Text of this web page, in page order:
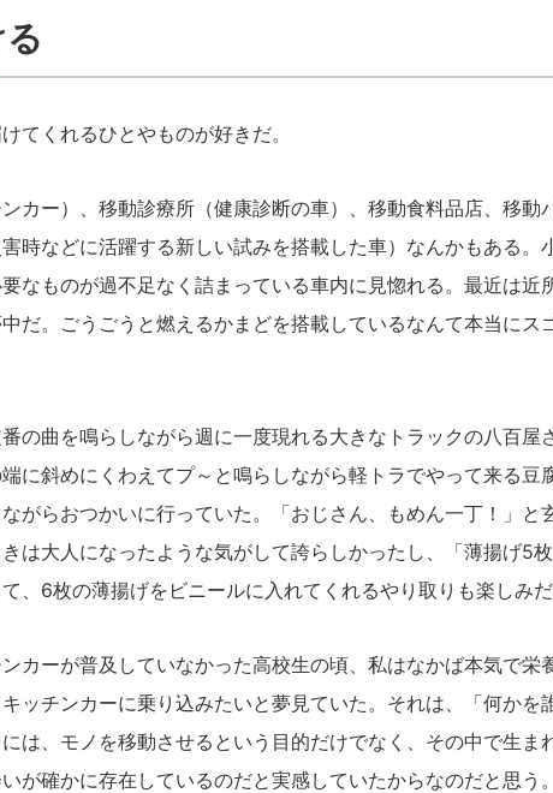
てくれるひとやものが好きだ。
カー）、移動診療所（健康診断の車）、移動食料品店、移動
時などに活躍する新しい試みを搭載した車）なんかもある。
なものが過不足なく詰まっている車内に見惚れる。最近は近
だ。ごうごうと燃えるかまどを搭載しているなんて本当にス
の曲を鳴らしながら週に一度現れる大きなトラックの八百屋
に斜めにくわえてプ～と鳴らしながら軽トラでやって来る豆
がらおつかいに行っていた。「おじさん、もめん一丁！」と
は大人になったような気がして誇らしかったし、「薄揚げ5
、6枚の薄揚げをビニールに入れてくれるやり取りも楽しみだ
カーが普及していなかった高校生の頃、私はなかば本気で栄
ッチンカーに乗り込みたいと夢見ていた。それは、「何かを
は、モノを移動させるという目的だけでなく、その中で生ま
が確かに存在しているのだと実感していたからなのだと思う。